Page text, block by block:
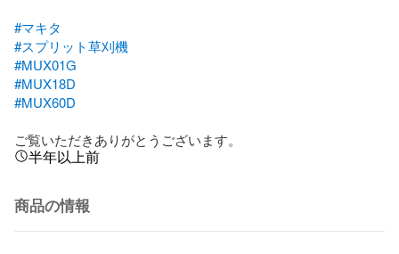
#マキタ
#スプリット草刈機
#MUX01G
#MUX18D
#MUX60D
ご覧いただきありがとうございます。
半年以上前
商品の情報